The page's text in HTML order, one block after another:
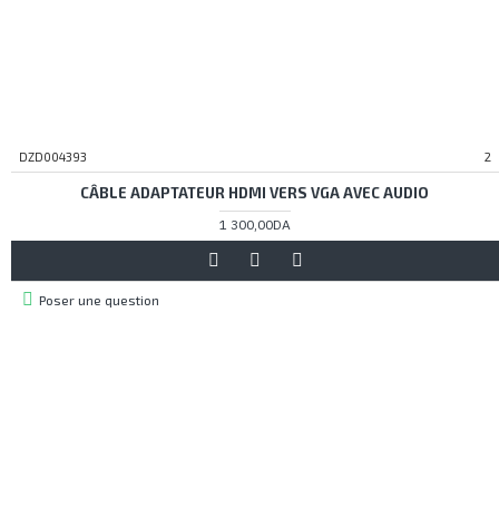
DZD004393 2
CÂBLE ADAPTATEUR HDMI VERS VGA AVEC AUDIO
1 300,00DA
Poser une question